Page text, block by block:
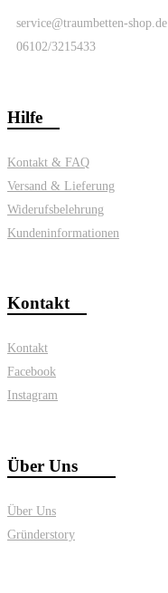
service@traumbetten-shop.de
06102/3215433
Hilfe
Kontakt & FAQ
Versand & Lieferung
Widerufsbelehrung
Kundeninformationen
Kontakt
Kontakt
Facebook
Instagram
Über Uns
Über Uns
Gründerstory